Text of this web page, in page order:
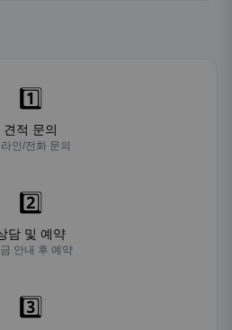
1️⃣
견적 문의
인/전화 문의
2️⃣
담 및 예약
안내 후 예약
3️⃣